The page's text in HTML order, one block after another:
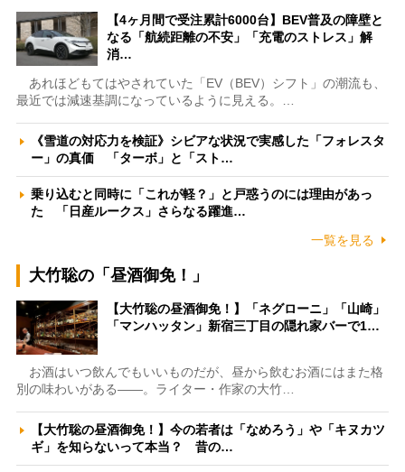
【4ヶ月間で受注累計6000台】BEV普及の障壁と
なる「航続距離の不安」「充電のストレス」解
消…
あれほどもてはやされていた「EV（BEV）シフト」の潮流も、
最近では減速基調になっているように見える。…
《雪道の対応力を検証》シビアな状況で実感した「フォレスタ
ー」の真価 「ターボ」と「スト…
乗り込むと同時に「これが軽？」と戸惑うのには理由があっ
た 「日産ルークス」さらなる躍進…
一覧を見る
大竹聡の「昼酒御免！」
【大竹聡の昼酒御免！】「ネグローニ」「山崎」
「マンハッタン」新宿三丁目の隠れ家バーで1…
お酒はいつ飲んでもいいものだが、昼から飲むお酒にはまた格
別の味わいがある――。ライター・作家の大竹…
【大竹聡の昼酒御免！】今の若者は「なめろう」や「キヌカツ
ギ」を知らないって本当？ 昔の…